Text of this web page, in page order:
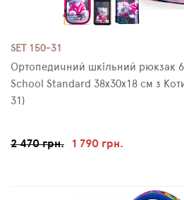
SET 150-31
Ортопедичний шкільний рюкзак 6
School Standard 38х30х18 см з
31)
2 470 грн. 1 790 грн.